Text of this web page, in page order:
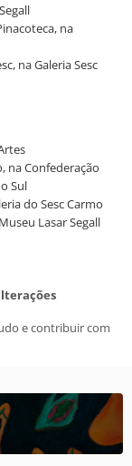
na
na Galeria Sesc
na Confederação
Sul
do Sesc Carmo
Lasar Segall
e contribuir com